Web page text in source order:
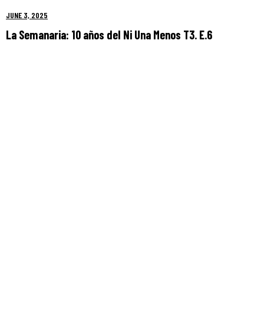
JUNE 3, 2025
La Semanaria: 10 años del Ni Una Menos T3. E.6